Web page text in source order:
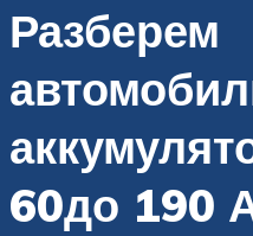
Разберем
60до 190